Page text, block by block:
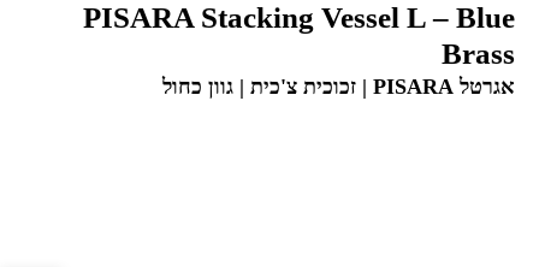
PISARA Stacking Vessel L – Blue
Brass
אגרטל PISARA | זכוכית צ'כית | גוון כחול